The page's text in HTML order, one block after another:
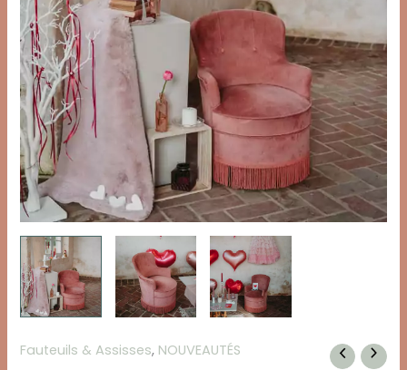
Fauteuils & Assisses, NOUVEAUTÉS